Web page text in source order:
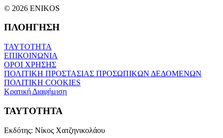
© 2026 ENIKOS
ΠΛΟΗΓΗΣΗ
ΤΑΥΤΟΤΗΤΑ
ΕΠΙΚΟΙΝΩΝΙΑ
ΟΡΟΙ ΧΡΗΣΗΣ
ΠΟΛΙΤΙΚΗ ΠΡΟΣΤΑΣΙΑΣ ΠΡΟΣΩΠΙΚΩΝ ΔΕΔΟΜΕΝΩΝ
ΠΟΛΙΤΙΚΗ COOKIES
Κρατική Διαφήμιση
ΤΑΥΤΟΤΗΤΑ
Εκδότης: Νίκος Χατζηνικολάου